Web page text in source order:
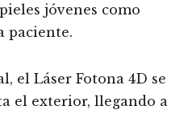
jóvenes como
paciente.
el Láser Fotona 4D se
el exterior, llegando a